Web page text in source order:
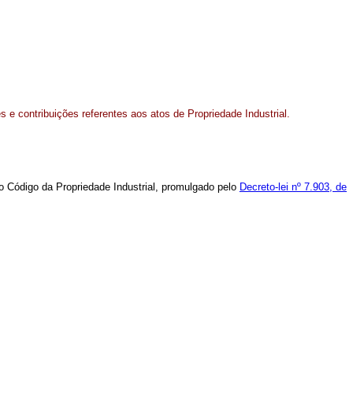
e contribuições referentes aos atos de Propriedade Industrial.
da Propriedade Industrial, promulgado pelo Decreto-lei nº 7.903, de